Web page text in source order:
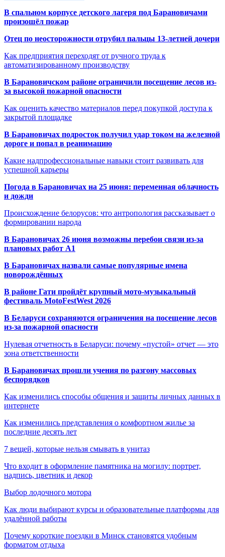
В спальном корпусе детского лагеря под Барановичами
произошёл пожар
Отец по неосторожности отрубил пальцы 13-летней дочери
Как предприятия переходят от ручного труда к
автоматизированному производству
В Барановичском районе ограничили посещение лесов из-
за высокой пожарной опасности
Как оценить качество материалов перед покупкой доступа к
закрытой площадке
В Барановичах подросток получил удар током на железной
дороге и попал в реанимацию
Какие надпрофессиональные навыки стоит развивать для
успешной карьеры
Погода в Барановичах на 25 июня: переменная облачность
и дожди
Происхождение белорусов: что антропология рассказывает о
формировании народа
В Барановичах 26 июня возможны перебои связи из-за
плановых работ A1
В Барановичах назвали самые популярные имена
новорождённых
В районе Гати пройдёт крупный мото-музыкальный
фестиваль MotoFestWest 2026
В Беларуси сохраняются ограничения на посещение лесов
из-за пожарной опасности
Нулевая отчетность в Беларуси: почему «пустой» отчет — это
зона ответственности
В Барановичах прошли учения по разгону массовых
беспорядков
Как изменились способы общения и защиты личных данных в
интернете
Как изменились представления о комфортном жилье за
последние десять лет
7 вещей, которые нельзя смывать в унитаз
Что входит в оформление памятника на могилу: портрет,
надпись, цветник и декор
Выбор лодочного мотора
Как люди выбирают курсы и образовательные платформы для
удалённой работы
Почему короткие поездки в Минск становятся удобным
форматом отдыха